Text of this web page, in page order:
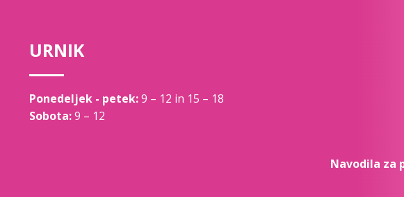
URNIK
Ponedeljek - petek:9 – 12 in 15 – 18
Sobota:9 – 12
Navodila za